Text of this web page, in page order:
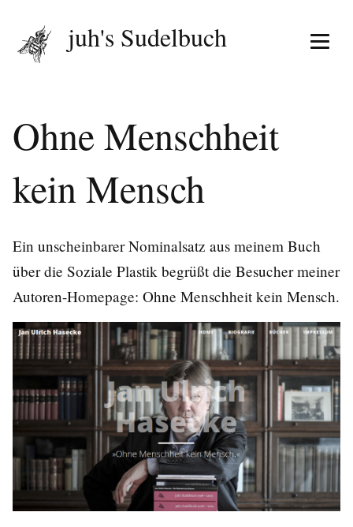
Menü
juh's Sudelbuch
Ohne Menschheit
kein Mensch
Ein unscheinbarer Nominalsatz aus meinem Buch
über die Soziale Plastik begrüßt die Besucher meiner
Autoren-Homepage: Ohne Menschheit kein Mensch.